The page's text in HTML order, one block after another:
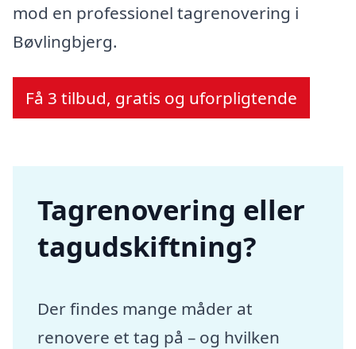
mod en professionel tagrenovering i
Bøvlingbjerg.
Få 3 tilbud, gratis og uforpligtende
Tagrenovering eller
tagudskiftning?
Der findes mange måder at
renovere et tag på – og hvilken